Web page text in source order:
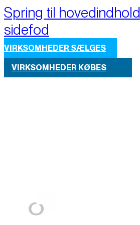
Spring til hovedindhold
sidefod
VIRKSOMHEDER SÆLGES
VIRKSOMHEDER KØBES